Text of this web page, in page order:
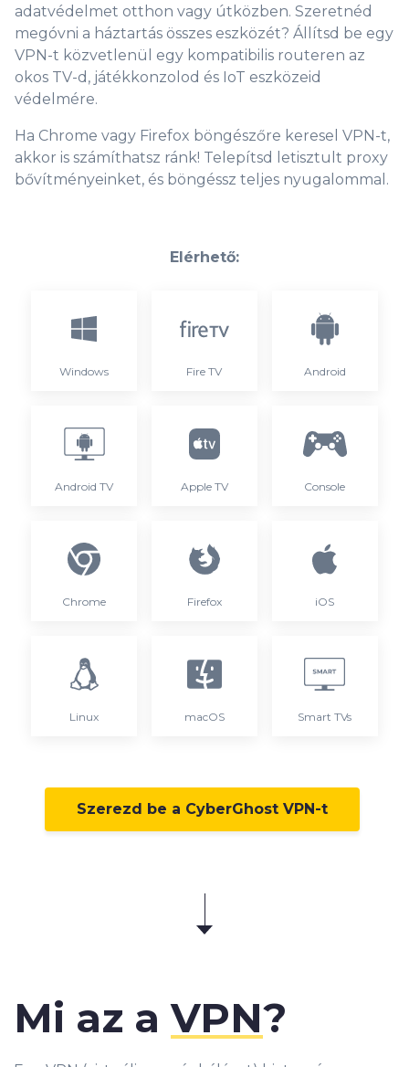
adatvédelmet otthon vagy útközben. Szeretnéd
megóvni a háztartás összes eszközét? Állítsd be egy
VPN-t közvetlenül egy kompatibilis routeren az
okos TV-d, játékkonzolod és IoT eszközeid
védelmére.
Ha Chrome vagy Firefox böngészőre keresel VPN-t,
akkor is számíthatsz ránk! Telepítsd letisztult proxy
bővítményeinket, és böngéssz teljes nyugalommal.
Elérhető:
Windows Fire TV Android
Android TV Apple TV Console
Chrome Firefox iOS
Linux macOS Smart TVs
Szerezd be a CyberGhost VPN-t
Mi az aVPN?